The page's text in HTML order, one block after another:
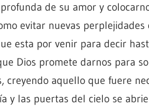
de su amor y
evitar nuevas
esta por venir para decir
Dios promete darnos para
aquello que fuere
y las puertas del cielo se